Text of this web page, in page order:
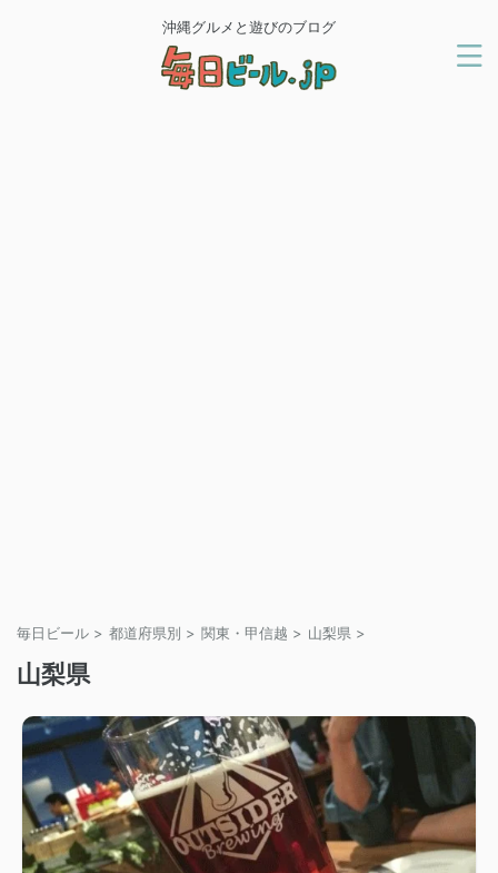
沖縄グルメと遊びのブログ
毎日ビール > 都道府県別 > 関東・甲信越 > 山梨県 >
山梨県